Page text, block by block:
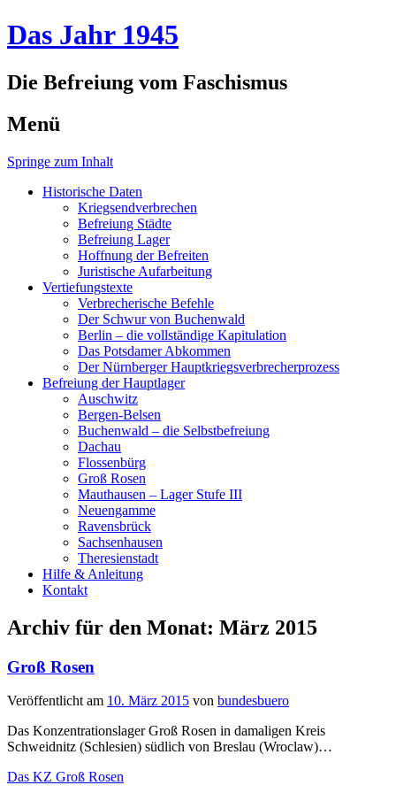
Das Jahr 1945
Die Befreiung vom Faschismus
Menü
Springe zum Inhalt
Historische Daten
Kriegsendverbrechen
Befreiung Städte
Befreiung Lager
Hoffnung der Befreiten
Juristische Aufarbeitung
Vertiefungstexte
Verbrecherische Befehle
Der Schwur von Buchenwald
Berlin – die vollständige Kapitulation
Das Potsdamer Abkommen
Der Nürnberger Hauptkriegsverbrecherprozess
Befreiung der Hauptlager
Auschwitz
Bergen-Belsen
Buchenwald – die Selbstbefreiung
Dachau
Flossenbürg
Groß Rosen
Mauthausen – Lager Stufe III
Neuengamme
Ravensbrück
Sachsenhausen
Theresienstadt
Hilfe & Anleitung
Kontakt
Archiv für den Monat: März 2015
Groß Rosen
Veröffentlicht am 10. März 2015 von bundesbuero
Das Konzentrationslager Groß Rosen in damaligen Kreis
Schweidnitz (Schlesien) südlich von Breslau (Wroclaw)…
Das KZ Groß Rosen